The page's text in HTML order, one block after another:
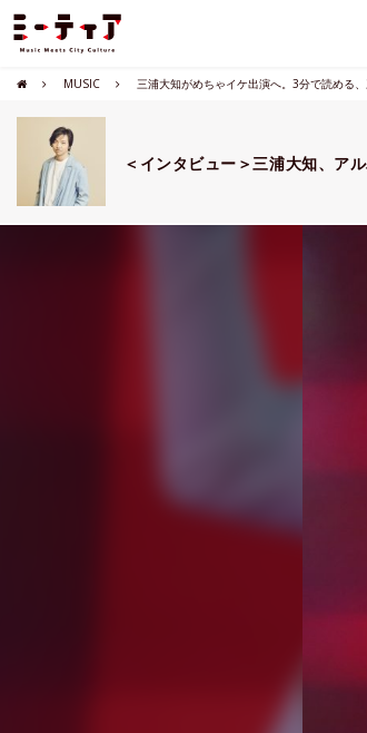
MUSIC 三浦大知がめちゃイケ出演へ。3分で読める
＜インタビュー＞三浦大知、ア